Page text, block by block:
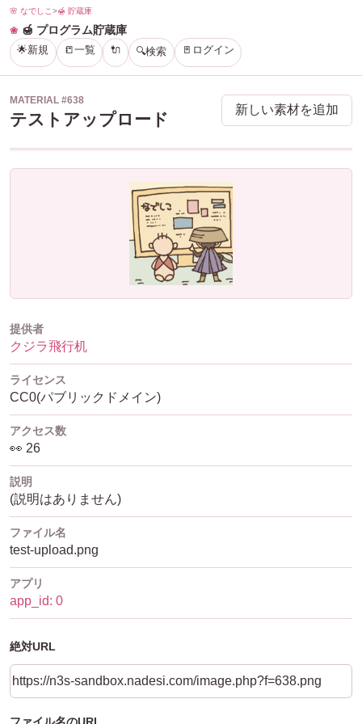
🌸 なでしこ >🍯 貯蔵庫
🍯 プログラム貯蔵庫
🌟新規 📒一覧 🔌 🔍検索 🚪ログイン
MATERIAL #638
テストアップロード
新しい素材を追加
提供者
クジラ飛行机
ライセンス
CC0(パブリックドメイン)
アクセス数
👀 26
説明
(説明はありません)
ファイル名
test-upload.png
アプリ
app_id: 0
絶対URL
ファイル名のURL